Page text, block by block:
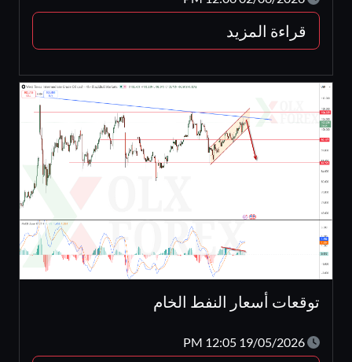
قراءة المزيد
توقعات أسعار النفط الخام